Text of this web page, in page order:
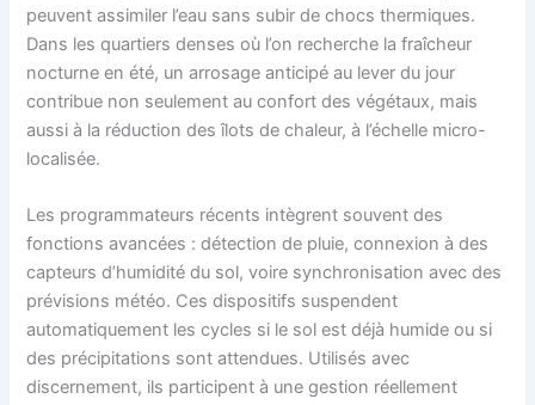
peuvent assimiler l’eau sans subir de chocs thermiques.
Dans les quartiers denses où l’on recherche la fraîcheur
nocturne en été, un arrosage anticipé au lever du jour
contribue non seulement au confort des végétaux, mais
aussi à la réduction des îlots de chaleur, à l’échelle micro-
localisée.
Les programmateurs récents intègrent souvent des
fonctions avancées : détection de pluie, connexion à des
capteurs d’humidité du sol, voire synchronisation avec des
prévisions météo. Ces dispositifs suspendent
automatiquement les cycles si le sol est déjà humide ou si
des précipitations sont attendues. Utilisés avec
discernement, ils participent à une gestion réellement